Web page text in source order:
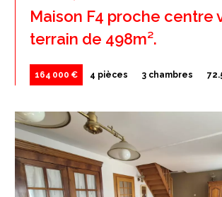
Maison F4 proche centre
terrain de 498m².
164 000 € 4 pièces 3 chambres